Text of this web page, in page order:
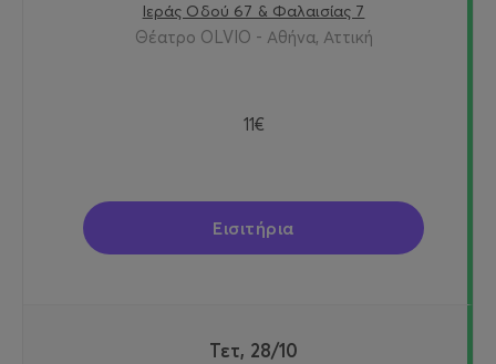
Ιεράς Οδού 67 & Φαλαισίας 7
Θέατρο OLVIO - Αθήνα, Αττική
11€
Εισιτήρια
Τετ, 28/10